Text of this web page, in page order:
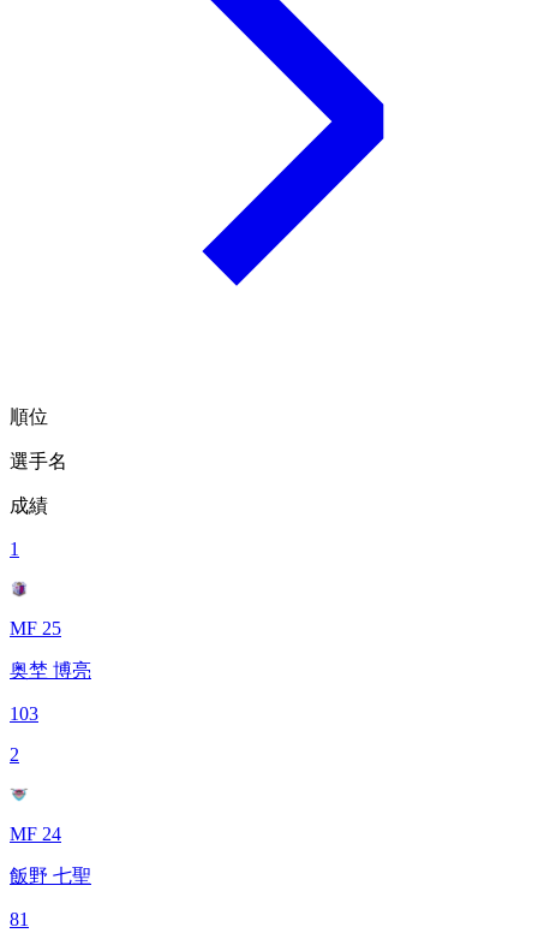
順位
選手名
成績
1
MF 25
奥埜 博亮
103
2
MF 24
飯野 七聖
81